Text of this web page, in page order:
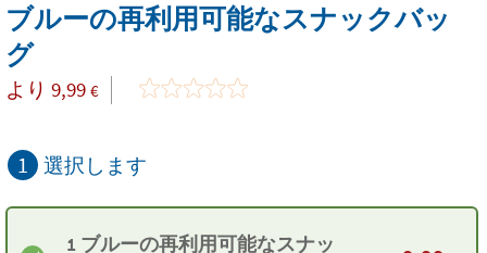
ブルーの再利用可能なスナックバッ
グ
より 9,99 €
1 選択します
1 ブルーの再利用可能なスナッ